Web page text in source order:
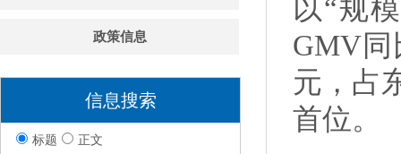
政策信息
信息搜索
标题 正文
以“规
GMV同
元，占
首位。